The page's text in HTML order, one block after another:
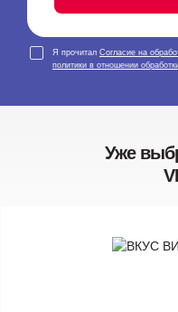
Я прочитал Согласие на
политики в отношении
Уже